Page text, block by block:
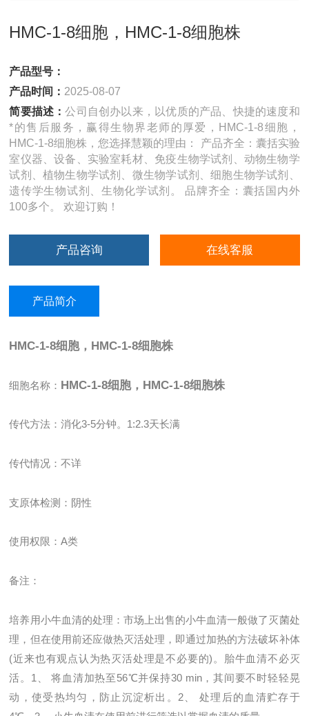
HMC-1-8细胞，HMC-1-8细胞株
产品型号：
产品时间： 2025-08-07
简要描述：公司自创办以来，以优质的产品、快捷的速度和
*的售后服务，赢得生物界老师的厚爱，HMC-1-8细胞，
HMC-1-8细胞株，您选择慧颖的理由： 产品齐全：囊括实验
室仪器、设备、实验室耗材、免疫生物学试剂、动物生物学
试剂、植物生物学试剂、微生物学试剂、细胞生物学试剂、
遗传学生物试剂、生物化学试剂。 品牌齐全：囊括国内外
100多个。 欢迎订购！
产品咨询 在线客服
产品简介
HMC-1-8细胞，HMC-1-8细胞株
细胞名称： HMC-1-8细胞，HMC-1-8细胞株
传代方法：消化3-5分钟。 1:2.3天长满
传代情况：不详
支原体检测：阴性
使用权限：A类
备注：
培养用小牛血清的处理：市场上出售的小牛血清一般做了灭菌处
理，但在使用前还应做热灭活处理，即通过加热的方法破坏补体
(近来也有观点认为热灭活处理是不必要的)。胎牛血清不必灭
活。1、 将血清加热至56℃并保持30 min，其间要不时轻轻晃
动，使受热均匀，防止沉淀析出。2、 处理后的血清贮存于